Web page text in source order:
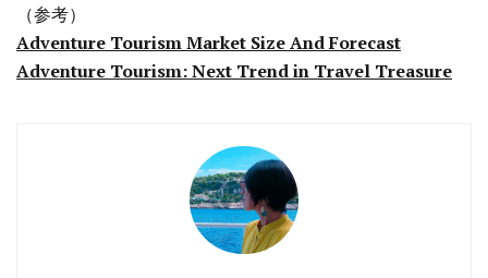
（参考）
Adventure Tourism Market Size And Forecast
Adventure Tourism: Next Trend in Travel Treasure